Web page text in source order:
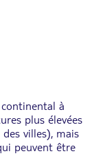
à
plus élevées
villes), mais
peuvent être